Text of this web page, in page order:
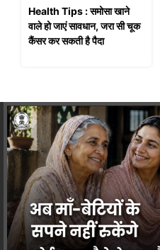
Health Tips : समोसा खाने
वाले हो जाएं सावधान, जरा सी चूक
कैंसर कर सकती है पैदा